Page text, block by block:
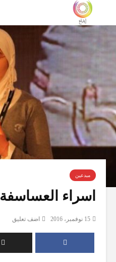
مبدعين
اسراء العساسفة
15 نوفمبر، 2016 اضف تعليق